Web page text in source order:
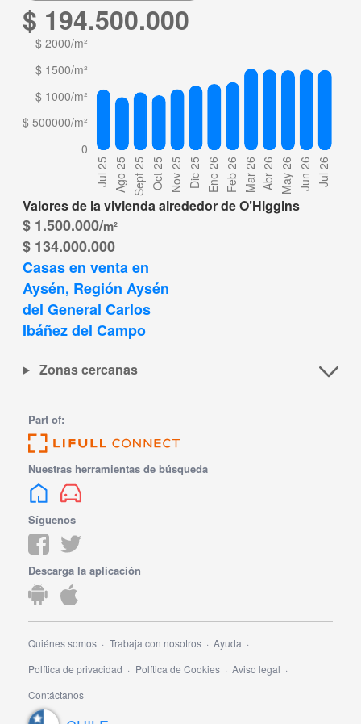
$ 194.500.000
Valores de la vivienda alrededor de O’Higgins
$ 134.000.000
$ 1.500.000/m²
Casas en venta en
Aysén, Región Aysén
del General Carlos
Ibáñez del Campo
Zonas cercanas
Part of:
Nuestras herramientas de búsqueda
Síguenos
Descarga la aplicación
Quiénes somos Trabaja con nosotros
Ayuda
Política de privacidad
Política de Cookies
Aviso legal
Contáctanos